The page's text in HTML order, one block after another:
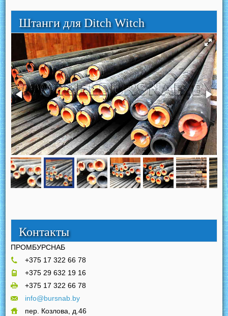
Штанги для Ditch Witch
Контакты
ПРОМБУРСНАБ
+375 17 322 66 78
+375 29 632 19 16
+375 17 322 66 78
info@bursnab.by
пер. Козлова, д.46